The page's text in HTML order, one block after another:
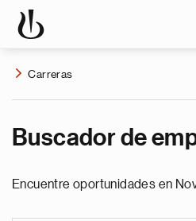
Carreras
Buscador de
Encuentre oportunidades en